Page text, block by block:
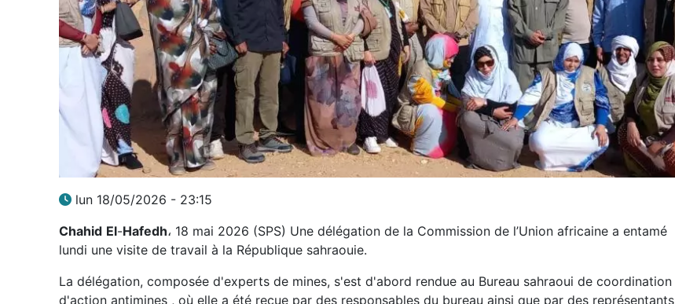
lun 18/05/2026 - 23:15
Chahid El-Hafedh، 18 mai 2026 (SPS) Une délégation de la Commission de l’Union africaine a entamé
lundi une visite de travail à la République sahraouie.
La délégation, composée d'experts de mines, s'est d'abord rendue au Bureau sahraoui de coordination
d'action antimines , où elle a été reçue par des responsables du bureau ainsi que par des représentants